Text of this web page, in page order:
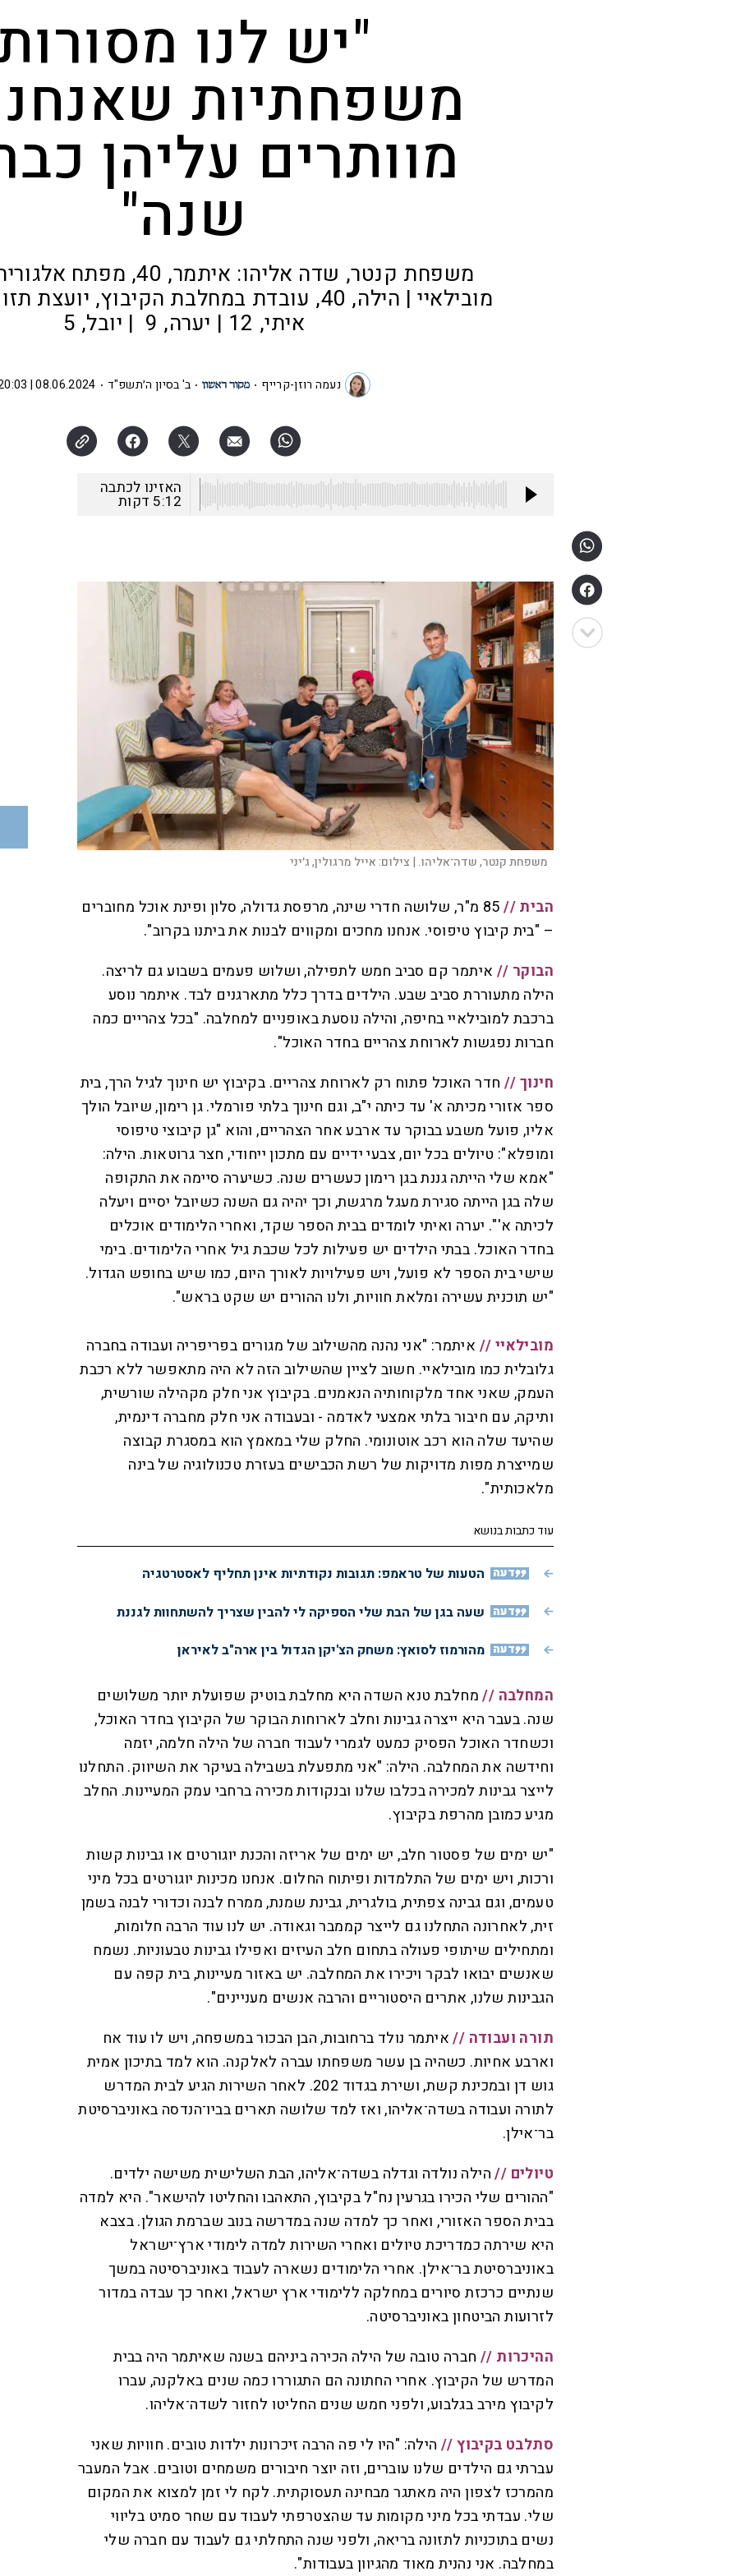
"יש לנו
משפחתיות
שנה"
משפחת קנטר, שדה אליהו: איתמר,
איתי, 12 | יערה, 9 | יובל, 5
נעמה רוזן-קרייף ב' בסיון ה׳תשפ"ד 08.06.2024 | 20:03
האזינו לכתבה
5:12 דקות
משפחת קנטר, שדה־אליהו. | צילום:אייל מרגולין, ג׳יני
הבית //
85 מ"ר, שלושה חדרי שינה, מרפסת גדולה, סלון ופינת אוכל מחוברים
– "בית קיבוץ טיפוסי. אנחנו מחכים ומקווים לבנות את ביתנו בקרוב".
הבוקר // איתמר קם סביב חמש לתפילה, ושלוש פעמים בשבוע גם לריצה.
הילה מתעוררת סביב שבע. הילדים בדרך כלל מתארגנים לבד. איתמר נוסע
ברכבת למובילאיי בחיפה, והילה נוסעת באופניים למחלבה. "בכל צהריים כמה
חברות נפגשות לארוחת צהריים בחדר האוכל".
חינוך // חדר האוכל פתוח רק לארוחת צהריים. בקיבוץ יש חינוך לגיל הרך, בית
ספר אזורי מכיתה א' עד כיתה י"ב, וגם חינוך בלתי פורמלי. גן רימון, שיובל הולך
אליו, פועל משבע בבוקר עד ארבע אחר הצהריים, והוא "גן קיבוצי טיפוסי
ומופלא": טיולים בכל יום, צבעי ידיים עם מתכון ייחודי, חצר גרוטאות. הילה:
"אמא שלי הייתה גננת בגן רימון כעשרים שנה. כשיערה סיימה את התקופה
שלה בגן הייתה סגירת מעגל מרגשת, וכך יהיה גם השנה כשיובל יסיים ויעלה
לכיתה א'". יערה ואיתי לומדים בבית הספר שקד, ואחרי הלימודים אוכלים
בחדר האוכל. בבתי הילדים יש פעילות לכל שכבת גיל אחרי הלימודים. בימי
שישי בית הספר לא פועל, ויש פעילויות לאורך היום, כמו שיש בחופש הגדול.
"יש תוכנית עשירה ומלאת חוויות, ולנו ההורים יש שקט בראש".
מובילאיי // איתמר: "אני נהנה מהשילוב של מגורים בפריפריה ועבודה בחברה
גלובלית כמו מובילאיי. חשוב לציין שהשילוב הזה לא היה מתאפשר ללא רכבת
העמק, שאני אחד מלקוחותיה הנאמנים. בקיבוץ אני חלק מקהילה שורשית,
ותיקה, עם חיבור בלתי אמצעי לאדמה - ובעבודה אני חלק מחברה דינמית,
שהיעד שלה הוא רכב אוטונומי. החלק שלי במאמץ הוא במסגרת קבוצה
שמייצרת מפות מדויקות של רשת הכבישים בעזרת טכנולוגיה של בינה
מלאכותית".
עוד כתבות בנושא
דעה הטעות של טראמפ: תגובות נקודתיות אינן תחליף לאסטרטגיה
דעה שעה בגן של הבת שלי הספיקה לי להבין שצריך להשתחוות לגננת
דעה מהורמוז לסואץ: משחק הצ'יקן הגדול בין ארה"ב לאיראן
המחלבה //מחלבת טנא השדה היא מחלבת בוטיק שפועלת יותר משלושים
שנה. בעבר היא ייצרה גבינות וחלב לארוחות הבוקר של הקיבוץ בחדר האוכל,
וכשחדר האוכל הפסיק כמעט לגמרי לעבוד חברה של הילה חלמה, יזמה
וחידשה את המחלבה. הילה: "אני מתפעלת בשבילה בעיקר את השיווק. התחלנו
לייצר גבינות למכירה בכלבו שלנו ובנקודות מכירה ברחבי עמק המעיינות. החלב
מגיע כמובן מהרפת בקיבוץ.
"יש ימים של פסטור חלב, יש ימים של אריזה והכנת יוגורטים או גבינות קשות
ורכות, ויש ימים של התלמדות ופיתוח החלום. אנחנו מכינות יוגורטים בכל מיני
טעמים, וגם גבינה צפתית, בולגרית, גבינת שמנת, ממרח לבנה וכדורי לבנה בשמן
זית, לאחרונה התחלנו גם לייצר קממבר וגאודה. יש לנו עוד הרבה חלומות,
ומתחילים שיתופי פעולה בתחום חלב העיזים ואפילו גבינות טבעוניות. נשמח
שאנשים יבואו לבקר ויכירו את המחלבה. יש באזור מעיינות, בית קפה עם
הגבינות שלנו, אתרים היסטוריים והרבה אנשים מעניינים".
תורה ועבודה //איתמר נולד ברחובות, הבן הבכור במשפחה, ויש לו עוד אח
וארבע אחיות. כשהיה בן עשר משפחתו עברה לאלקנה. הוא למד בתיכון אמית
גוש דן ובמכינת קשת, ושירת בגדוד 202. לאחר השירות הגיע לבית המדרש
לתורה ועבודה בשדה־אליהו, ואז למד שלושה תארים בביו־הנדסה באוניברסיטת
בר־אילן.
טיולים //הילה נולדה וגדלה בשדה־אליהו, הבת השלישית משישה ילדים.
"ההורים שלי הכירו בגרעין נח"ל בקיבוץ, התאהבו והחליטו להישאר". היא למדה
בבית הספר האזורי, ואחר כך למדה שנה במדרשה בנוב שברמת הגולן. בצבא
היא שירתה כמדריכת טיולים ואחרי השירות למדה לימודי ארץ־ישראל
באוניברסיטת בר־אילן. אחרי הלימודים נשארה לעבוד באוניברסיטה במשך
שנתיים כרכזת סיורים במחלקה ללימודי ארץ ישראל, ואחר כך עבדה במדור
לזרועות הביטחון באוניברסיטה.
ההיכרות // חברה טובה של הילה הכירה ביניהם בשנה שאיתמר היה בבית
המדרש של הקיבוץ. אחרי החתונה הם התגוררו כמה שנים באלקנה, עברו
לקיבוץ מירב בגלבוע, ולפני חמש שנים החליטו לחזור לשדה־אליהו.
סתלבט בקיבוץ // הילה: "היו לי פה הרבה זיכרונות ילדות טובים. חוויות שאני
עברתי גם הילדים שלנו עוברים, וזה יוצר חיבורים משמחים וטובים. אבל המעבר
מהמרכז לצפון היה מאתגר מבחינה תעסוקתית. לקח לי זמן למצוא את המקום
שלי. עבדתי בכל מיני מקומות עד שהצטרפתי לעבוד עם שחר סמיט בליווי
נשים בתוכניות לתזונה בריאה, ולפני שנה התחלתי גם לעבוד עם חברה שלי
במחלבה. אני נהנית מאוד מהגיוון בעבודות".